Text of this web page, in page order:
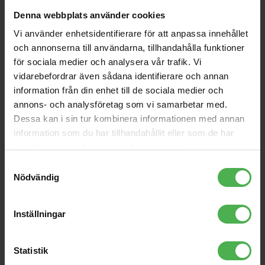
Denna webbplats använder cookies
Vi använder enhetsidentifierare för att anpassa innehållet
och annonserna till användarna, tillhandahålla funktioner
för sociala medier och analysera vår trafik. Vi
vidarebefordrar även sådana identifierare och annan
information från din enhet till de sociala medier och
annons- och analysföretag som vi samarbetar med.
Dessa kan i sin tur kombinera informationen med annan
information som du har tillhandahållit eller som de har
Nödvändig
Inställningar
Statistik
Bishop
Förstklassig kanalstripp med
mikrofonförförstärkare och en
store local_shipping
Eighteen
Mikrofonförförstärkare med
MER INFO
ART